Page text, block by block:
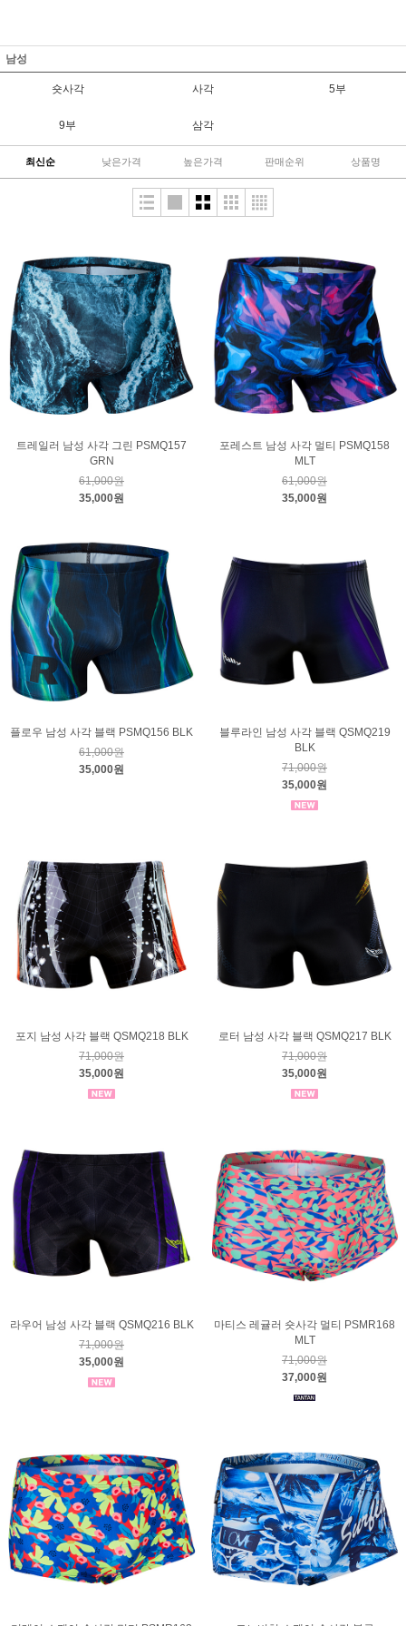
남성
숏사각 사각 5부
9부 삼각
최신순 낮은가격 높은가격 판매순위 상품명
트레일러 남성 사각 그린 PSMQ157
GRN
61,000원
35,000원
포레스트 남성 사각 멀티 PSMQ158
MLT
61,000원
35,000원
플로우 남성 사각 블랙 PSMQ156 BLK
61,000원
35,000원
블루라인 남성 사각 블랙 QSMQ219
BLK
71,000원
35,000원
포지 남성 사각 블랙 QSMQ218 BLK
71,000원
35,000원
로터 남성 사각 블랙 QSMQ217 BLK
71,000원
35,000원
라우어 남성 사각 블랙 QSMQ216 BLK
71,000원
35,000원
마티스 레귤러 숏사각 멀티 PSMR168
MLT
71,000원
37,000원